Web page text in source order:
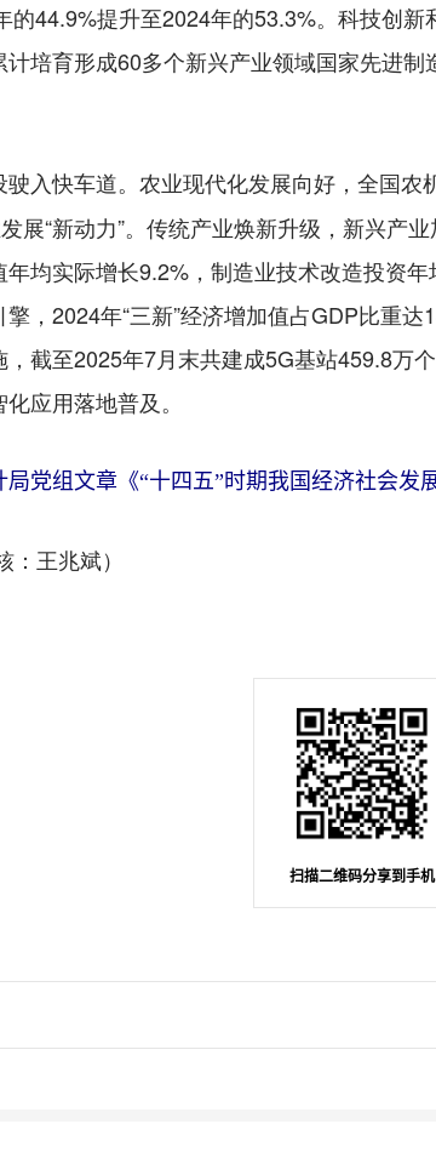
的44.9%提升至2024年的53.3%。科技创
培育形成60多个新兴产业领域国家先进
入快车道。 农业现代化发展向好，全国农
展“新动力”。传统产业焕新升级，新兴
均实际增长9.2%，制造业技术改造投资
，2024年“三新”经济增加值占GDP比重
截至2025年7月末共建成5G基站459.8万
应用落地普及。
党组文章《“十四五”时期我国经济社会发
王兆斌）
扫描二维码分享到手机